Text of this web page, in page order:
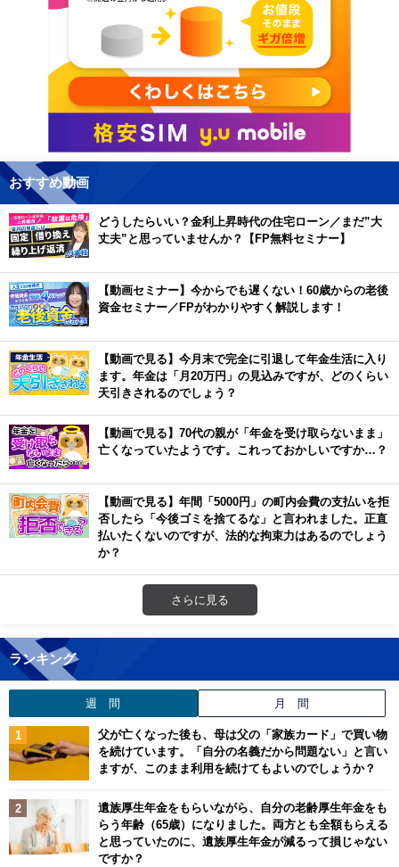
おすすめ動画
どうしたらいい？金利上昇時代の住宅ローン／まだ”大
丈夫”と思っていませんか？【FP無料セミナー】
【動画セミナー】今からでも遅くない！60歳からの老後
資金セミナー／FPがわかりやすく解説します！
【動画で見る】今月末で完全に引退して年金生活に入り
ます。年金は「月20万円」の見込みですが、どのくらい
天引きされるのでしょう？
【動画で見る】70代の親が「年金を受け取らないまま」
亡くなっていたようです。これっておかしいですか…？
【動画で見る】年間「5000円」の町内会費の支払いを拒
否したら「今後ゴミを捨てるな」と言われました。正直
払いたくないのですが、法的な拘束力はあるのでしょう
か？
さらに見る
ランキング
週 間 月 間
父が亡くなった後も、母は父の「家族カード」で買い物
を続けています。「自分の名義だから問題ない」と言い
ますが、このまま利用を続けてもよいのでしょうか？
遺族厚生年金をもらいながら、自分の老齢厚生年金をも
らう年齢（65歳）になりました。両方とも全額もらえる
と思っていたのに、遺族厚生年金が減るって損じゃない
ですか？